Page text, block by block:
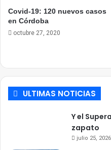
Covid-19: 120 nuevos casos
en Córdoba
octubre 27, 2020
ULTIMAS NOTICIAS
Y el
zapato
julio 25, 2026